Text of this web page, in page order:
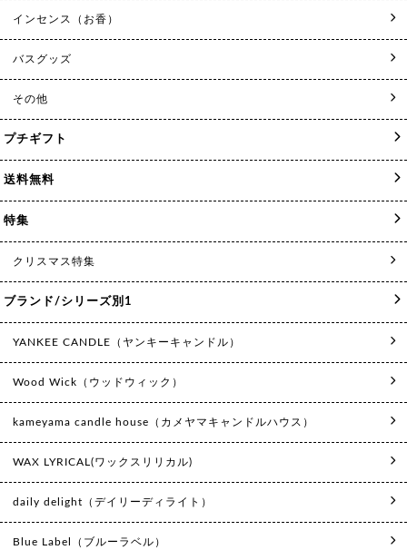
インセンス（お香）
バスグッズ
その他
プチギフト
送料無料
特集
クリスマス特集
ブランド/シリーズ別1
YANKEE CANDLE（ヤンキーキャンドル）
Wood Wick（ウッドウィック）
kameyama candle house（カメヤマキャンドルハウス）
WAX LYRICAL(ワックスリリカル)
daily delight（デイリーディライト）
Blue Label（ブルーラベル）